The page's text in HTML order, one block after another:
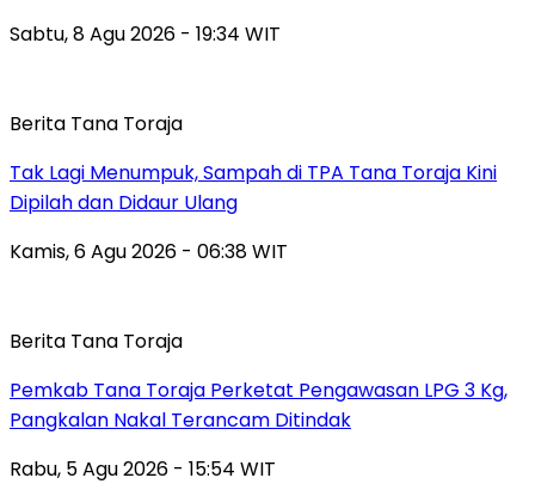
Sabtu, 8 Agu 2026 - 19:34 WIT
Berita Tana Toraja
Tak Lagi Menumpuk, Sampah di TPA Tana Toraja Kini
Dipilah dan Didaur Ulang
Kamis, 6 Agu 2026 - 06:38 WIT
Berita Tana Toraja
Pemkab Tana Toraja Perketat Pengawasan LPG 3 Kg,
Pangkalan Nakal Terancam Ditindak
Rabu, 5 Agu 2026 - 15:54 WIT